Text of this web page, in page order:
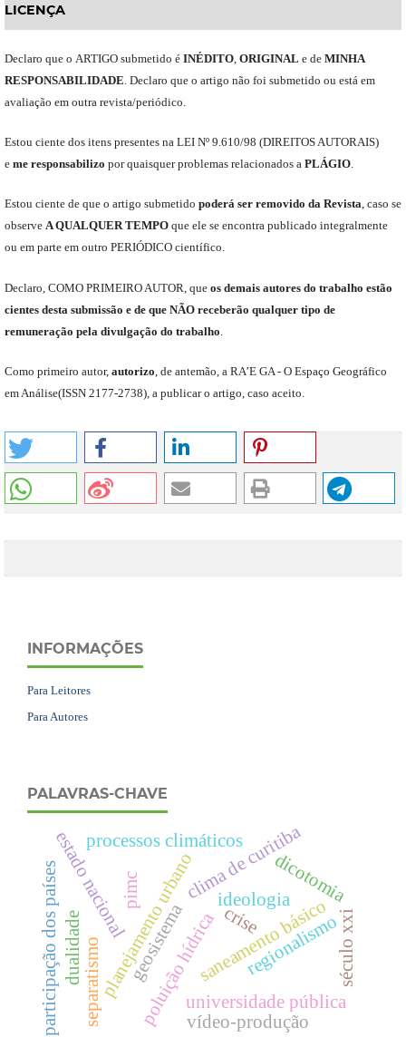
LICENÇA
Declaro que o ARTIGO submetido é INÉDITO, ORIGINAL ede MINHA
RESPONSABILIDADE. Declaro que o artigo não foi submetido ou está em
avaliação em outra revista/periódico.
Estou ciente dos itens presentes na LEI Nº 9.610/98 (DIREITOS AUTORAIS)
e meresponsabilizo por quaisquer problemas relacionados a PLÁGIO.
Estou ciente de que o artigo submetido poderá ser removido da Revista,caso se
observe A QUALQUER TEMPOque elese encontra publicado integralmente
ou em parte em outro PERIÓDICOcientífico.
Declaro COMO PRIMEIRO AUTOR que os demais autores do trabalho estão
cientes desta submissão e de que NÃOreceberão qualquer tipo de
remuneração pela divulgação do trabalho
Como primeiro autor, autorizo de antemão, a RA’E GA - O Espaço Geográfico
em Análise(ISSN 2177-2738), a publicar o artigo, caso aceito.
INFORMAÇÕES
Para Leitores
Para Autores
PALAVRAS-CHAVE
planejamento urbano ideologia
processos climáticos
poluição hídricasaneamento básico
universidade pública
regionalismo
separatismo
clima de curitiba
crise
estado nacional
vídeo-produção
pimc
participação dos países geosistema
dualidade
dicotomia
século xxi